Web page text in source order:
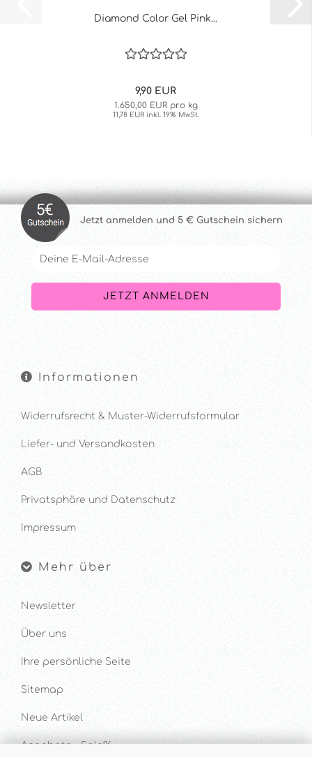
Diamond Color Gel Pink...
9,90 EUR
1.650,00 EUR pro kg
11,78 EUR inkl. 19% MwSt.
Jetzt anmelden und 5 € Gutschein sichern
Informationen
Widerrufsrecht & Muster-Widerrufsformular
Liefer- und Versandkosten
AGB
Privatsphäre und Datenschutz
Impressum
Mehr über
Newsletter
Über uns
Ihre persönliche Seite
Sitemap
Neue Artikel
Angebote - Sale%